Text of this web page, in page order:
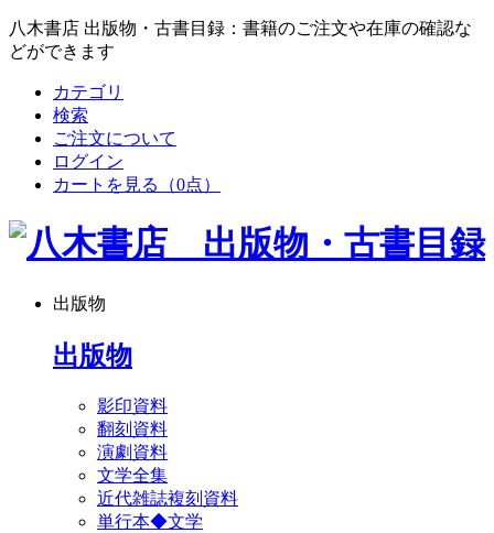
八木書店 出版物・古書目録：書籍のご注文や在庫の確認な
どができます
カテゴリ
検索
ご注文について
ログイン
カートを見る
（0点）
出版物
出版物
影印資料
翻刻資料
演劇資料
文学全集
近代雑誌複刻資料
単行本◆文学